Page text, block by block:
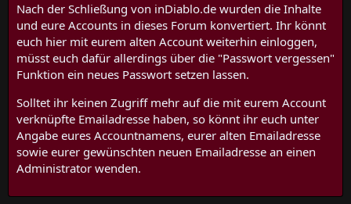
Nach der Schließung von inDiablo.de wurden die Inhalte
und eure Accounts in dieses Forum konvertiert. Ihr könnt
euch hier mit eurem alten Account weiterhin einloggen,
müsst euch dafür allerdings über die "Passwort vergessen"
Funktion ein neues Passwort setzen lassen.
Solltet ihr keinen Zugriff mehr auf die mit eurem Account
verknüpfte Emailadresse haben, so könnt ihr euch unter
Angabe eures Accountnamens, eurer alten Emailadresse
sowie eurer gewünschten neuen Emailadresse an einen
Administrator wenden.